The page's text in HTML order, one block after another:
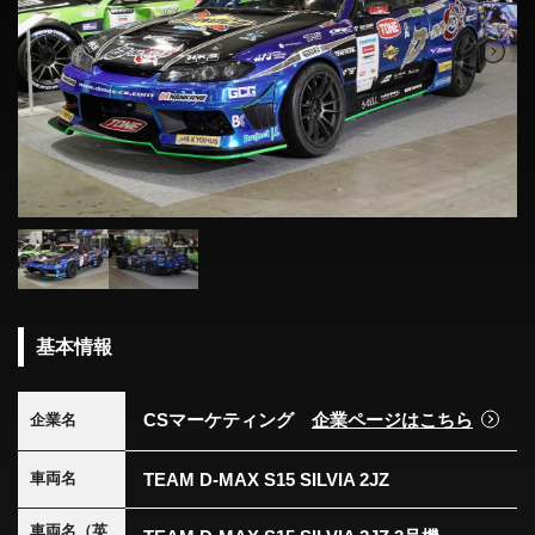
基本情報
企業名 CSマーケティング 企業ページはこちら
車両名 TEAM D-MAX S15 SILVIA 2JZ
車両名（英